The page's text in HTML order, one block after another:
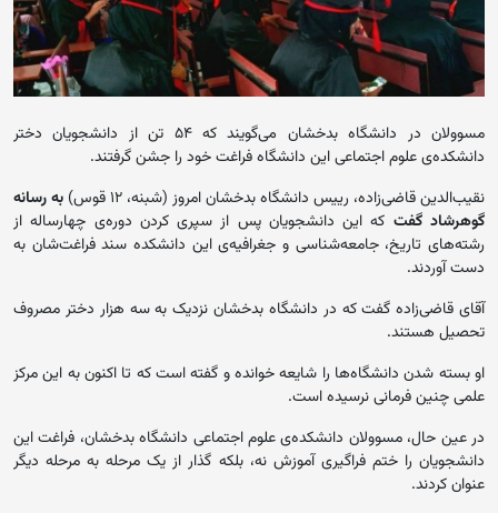
مسوولان در دانشگاه بدخشان می‌گویند که ۵۴ تن از دانشجویان دختر
دانشکده‌ی علوم اجتماعی این دانشگاه فراغت خود را جشن گرفتند.
نقیب‌الدین قاضی‌زاده، رییس دانشگاه بدخشان امروز (شبنه، ۱۲ قوس)
به رسانه
گوهرشاد گفت که این دانشجویان پس از سپری کردن دوره‌ی چهارساله از
رشته‌های تاریخ، جامعه‌شناسی و جغرافیه‌ی این دانشکده سند فراغت‌شان به
دست آوردند.
آقای قاضی‌زاده گفت که در دانشگاه بدخشان نزدیک به سه هزار دختر مصروف
تحصیل هستند.
او بسته شدن دانشگاه‌ها را شایعه خوانده و گفته است که تا اکنون به این مرکز
علمی چنین فرمانی نرسیده است.
در عین حال، مسوولان دانشکده‌ی علوم اجتماعی دانشگاه بدخشان، فراغت این
دانشجویان را ختم فراگیری آموزش نه، بلکه گذار از یک مرحله به مرحله دیگر
عنوان کردند.